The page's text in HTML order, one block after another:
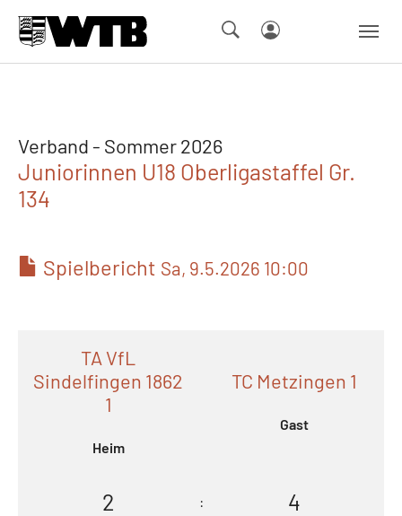
Verband - Sommer 2026
Juniorinnen U18 Oberligastaffel Gr.
134
Spielbericht Sa, 9.5.2026 10:00
TA VfL
Sindelfingen 1862
1
Heim
TC Metzingen 1
Gast
2 : 4